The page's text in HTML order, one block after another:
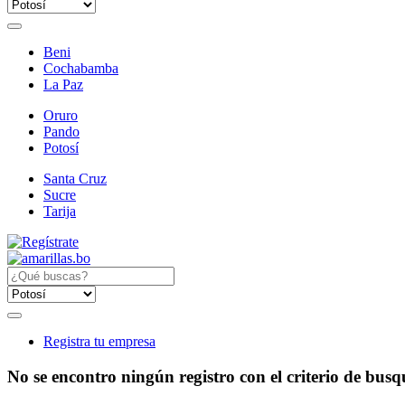
Beni
Cochabamba
La Paz
Oruro
Pando
Potosí
Santa Cruz
Sucre
Tarija
Registra tu empresa
No se encontro ningún registro con el criterio de